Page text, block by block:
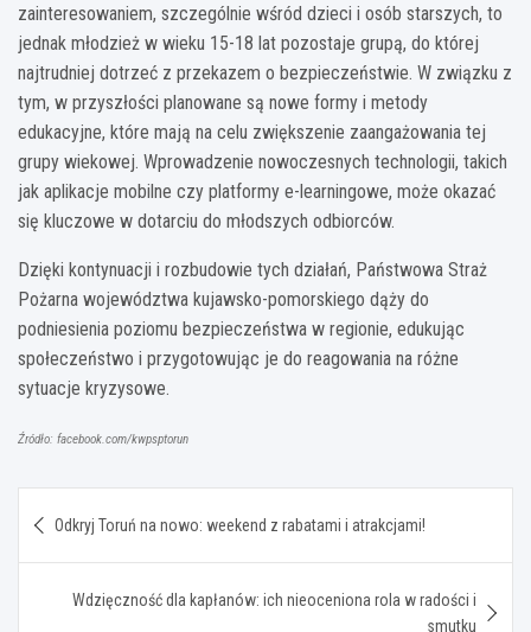
zainteresowaniem, szczególnie wśród dzieci i osób starszych, to
jednak młodzież w wieku 15-18 lat pozostaje grupą, do której
najtrudniej dotrzeć z przekazem o bezpieczeństwie. W związku z
tym, w przyszłości planowane są nowe formy i metody
edukacyjne, które mają na celu zwiększenie zaangażowania tej
grupy wiekowej. Wprowadzenie nowoczesnych technologii, takich
jak aplikacje mobilne czy platformy e-learningowe, może okazać
się kluczowe w dotarciu do młodszych odbiorców.
Dzięki kontynuacji i rozbudowie tych działań, Państwowa Straż
Pożarna województwa kujawsko-pomorskiego dąży do
podniesienia poziomu bezpieczeństwa w regionie, edukując
społeczeństwo i przygotowując je do reagowania na różne
sytuacje kryzysowe.
Źródło: facebook.com/kwpsptorun
wpisu
Odkryj Toruń na nowo: weekend z rabatami i atrakcjami!
Wdzięczność dla kapłanów: ich nieoceniona rola w radości i
smutku